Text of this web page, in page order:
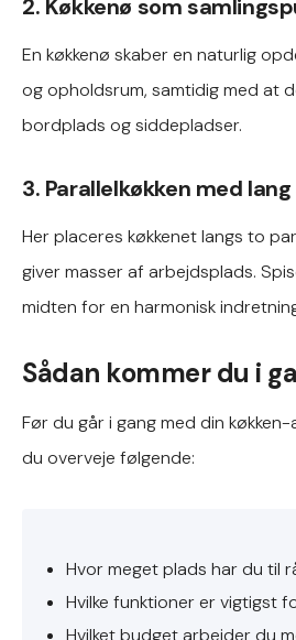
2. Køkkenø som
En køkkenø skaber en naturlig
og opholdsrum, samtidig med at
bordplads og siddepladser.
3. Parallelkøkken med
Her placeres køkkenet langs to
giver masser af arbejdsplads.
midten for en harmonisk
Sådan kommer du i
Før du går i gang med din
du overveje følgende:
Hvor meget plads har du til
Hvilke funktioner er vigtigst
Hvilket budget arbejder du